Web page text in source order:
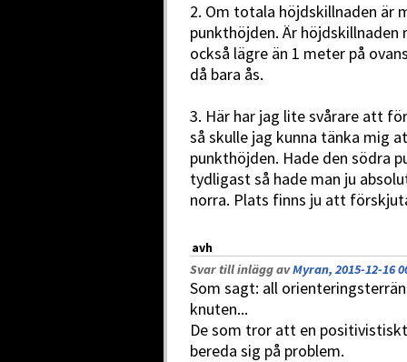
2. Om totala höjdskillnaden är
punkthöjden. Är
också lägre än 1 meter på
då bara ås.
3. Här har jag lite svårare att
så skulle jag kunna tänka mig
punkthöjden. Hade den södra
tydligast så hade man ju
norra. Plats finns ju att
avh
Svar till inlägg avMyran, 2015-12-16
Som sagt: all
knuten...
De som tror att en
bereda sig på problem.